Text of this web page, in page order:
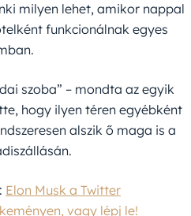
milyen lehet, amikor nappal
funkcionálnak egyes
szoba” – mondta az egyik
hogy ilyen téren egyébként
alszik ő maga is a
Elon Musk a Twitter
vagy lépj le!